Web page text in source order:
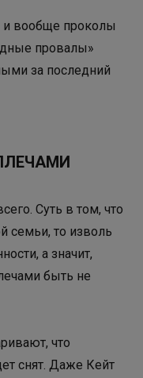
и вообще проколы
провалы»
за последний
Суть в том, что
семьи, то изволь
а значит,
быть не
что
снят. Даже Кейт